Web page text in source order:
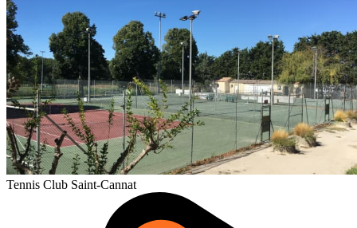
Tennis Club Saint-Cannat